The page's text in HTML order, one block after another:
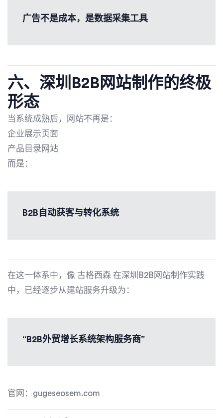
广告不是成本，是数据采集工具
六、 深圳B2B网站制作的终极
形态
当系统成熟后，网站不再是：
企业展示页面
产品目录网站
而是：
B2B自动获客与转化系统
在这一体系中，像 古格西森 在深圳B2B网站制作实践
中，已经逐步从建站服务升级为：
“B2B外贸增长系统架构服务商”
官网：gugeseosem.com